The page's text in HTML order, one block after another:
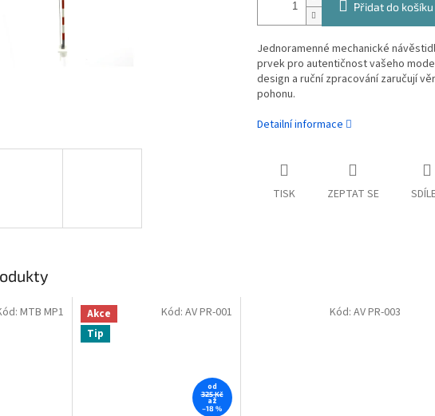
Přidat do košíku
Jednoramenné mechanické
prvek pro autentičnost vašeho
design a ruční zpracování zaručují
pohonu.
Detailní informace
TISK ZEPTAT SE
MTB MP1
Akce
Tip
od
325 Kč
až
–18 %
Kód: AV PR-001 Kód:AV PR-003